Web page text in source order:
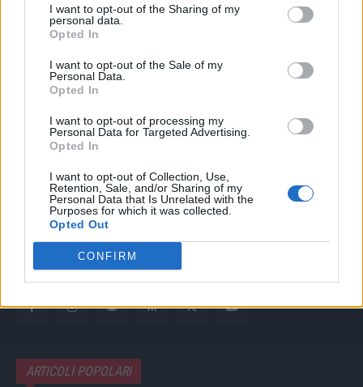
I want to opt-out of the Sharing of my
personal data.
Opted In
I want to opt-out of the Sale of my
Personal Data.
Opted In
I want to opt-out of processing my
Personal Data for Targeted Advertising.
Opted In
I want to opt-out of Collection, Use,
Retention, Sale, and/or Sharing of my
Personal Data that Is Unrelated with the
Purposes for which it was collected.
Opted Out
CONFIRM
Quotidiano web del bello e sul buono di Vicenza e dintorni
Redazione
redazione@laltravicenza.it
Pubblicità
laltravicenza@laltravicenza.it
Amministrazione
elas@editoriale-elas.org
ARTICOLI POPOLARI